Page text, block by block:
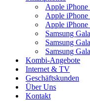
Apple iPhone
Apple iPhone
Apple
Samsung
Samsung
Samsung
Kombi-Angebote
Internet & TV
Geschäftskunden
Über Uns
Kontakt